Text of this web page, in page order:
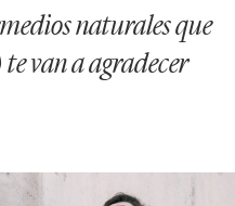
naturales que
van a agradecer